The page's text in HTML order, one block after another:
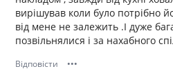
вирішував коли було потрібно
від мене не залежить .І дуже
позвільнялися і за нахабного
Відповісти •••